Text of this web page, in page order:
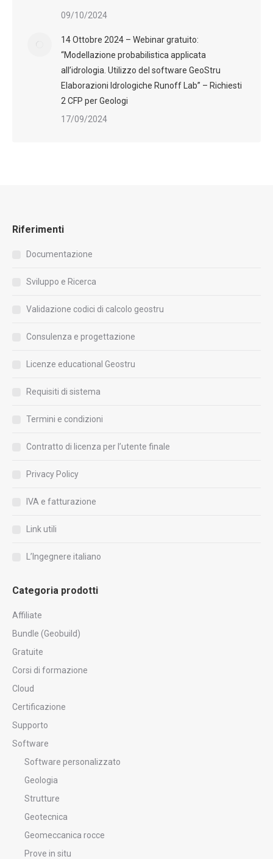
09/10/2024
14 Ottobre 2024 – Webinar gratuito:
“Modellazione probabilistica applicata
all’idrologia. Utilizzo del software GeoStru
Elaborazioni Idrologiche Runoff Lab” – Richiesti
2 CFP per Geologi
17/09/2024
Riferimenti
Documentazione
Sviluppo e Ricerca
Validazione codici di calcolo geostru
Consulenza e progettazione
Licenze educational Geostru
Requisiti di sistema
Termini e condizioni
Contratto di licenza per l’utente finale
Privacy Policy
IVA e fatturazione
Link utili
L’Ingegnere italiano
Categoria prodotti
Affiliate
Bundle (Geobuild)
Gratuite
Corsi di formazione
Cloud
Certificazione
Supporto
Software
Software personalizzato
Geologia
Strutture
Geotecnica
Geomeccanica rocce
Prove in situ